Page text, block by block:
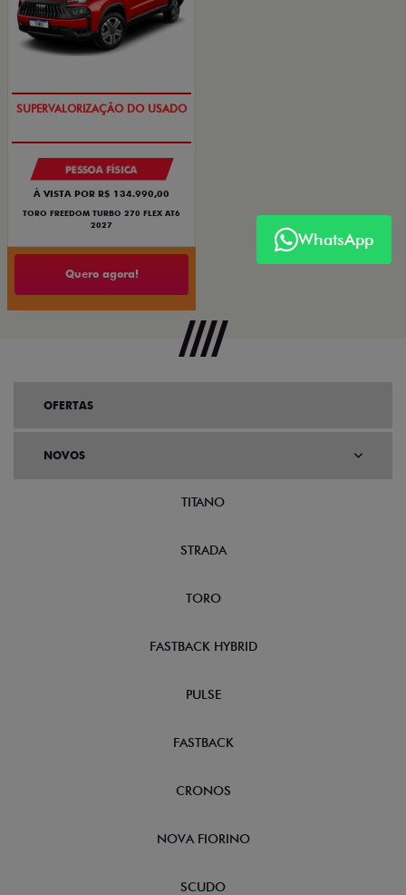
OPORTUNIDADE
PESSOA FÍSICA
À VISTA POR R$ 134.990,00
TORO FREEDOM TURBO 270 FLEX AT6
2027
Quero agora!
WhatsApp
OFERTAS
NOVOS
TITANO
STRADA
TORO
FASTBACK HYBRID
PULSE
FASTBACK
CRONOS
NOVA FIORINO
SCUDO